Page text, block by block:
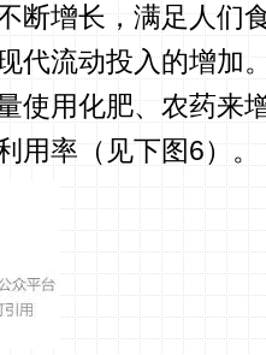
断增长，满足人们
代流动投入的增加
使用化肥、农药来
用率（见下图6）。